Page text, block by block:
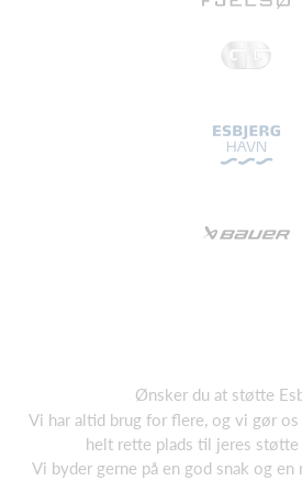
Ønsker du at støtte
Vi har altid brug for flere, og vi gør
helt rette plads til jeres støtte
Vi byder gerne på en god snak og en